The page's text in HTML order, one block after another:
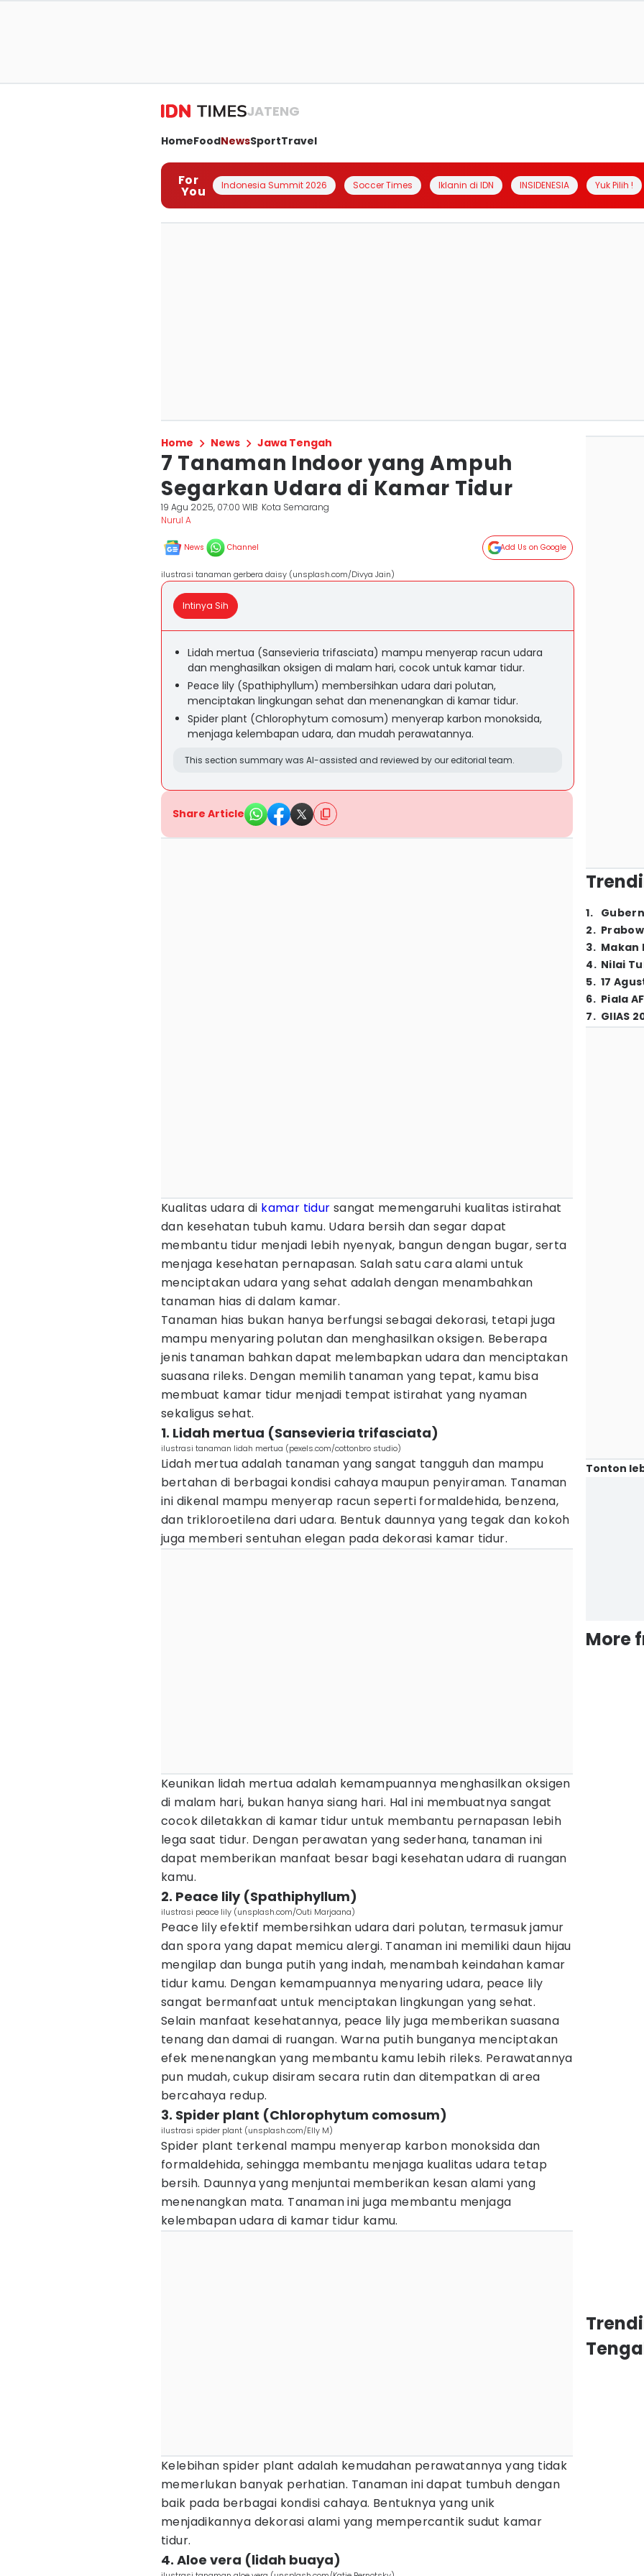
JATENG
HomeFoodNewsSportTravel
For
You Indonesia Summit 2026 Soccer Times Iklanin di IDN INSIDENESIA Yuk Pilih !
Home News Jawa Tengah
7 Tanaman Indoor yang Ampuh
Segarkan Udara di Kamar Tidur
19 Agu 2025, 07:00 WIB Kota Semarang
Nurul A
News Channel Add Us on Google
ilustrasi tanaman gerbera daisy (unsplash.com/Divya Jain)
Intinya Sih
Lidah mertua (Sansevieria trifasciata) mampu menyerap racun udara
dan menghasilkan oksigen di malam hari, cocok untuk kamar tidur.
Peace lily (Spathiphyllum) membersihkan udara dari polutan,
menciptakan lingkungan sehat dan menenangkan di kamar tidur.
Spider plant (Chlorophytum comosum) menyerap karbon monoksida,
menjaga kelembapan udara, dan mudah perawatannya.
This section summary was AI-assisted and reviewed by our editorial team.
Share Article
Kualitas udara di kamar tidur sangat memengaruhi kualitas istirahat
dan kesehatan tubuh kamu. Udara bersih dan segar dapat
membantu tidur menjadi lebih nyenyak, bangun dengan bugar, serta
menjaga kesehatan pernapasan. Salah satu cara alami untuk
menciptakan udara yang sehat adalah dengan menambahkan
tanaman hias di dalam kamar.
Tanaman hias bukan hanya berfungsi sebagai dekorasi, tetapi juga
mampu menyaring polutan dan menghasilkan oksigen. Beberapa
jenis tanaman bahkan dapat melembapkan udara dan menciptakan
suasana rileks. Dengan memilih tanaman yang tepat, kamu bisa
membuat kamar tidur menjadi tempat istirahat yang nyaman
sekaligus sehat.
1. Lidah mertua (Sansevieria trifasciata)
ilustrasi tanaman lidah mertua (pexels.com/cottonbro studio)
Lidah mertua adalah tanaman yang sangat tangguh dan mampu
bertahan di berbagai kondisi cahaya maupun penyiraman. Tanaman
ini dikenal mampu menyerap racun seperti formaldehida, benzena,
dan trikloroetilena dari udara. Bentuk daunnya yang tegak dan kokoh
juga memberi sentuhan elegan pada dekorasi kamar tidur.
Keunikan lidah mertua adalah kemampuannya menghasilkan oksigen
di malam hari, bukan hanya siang hari. Hal ini membuatnya sangat
cocok diletakkan di kamar tidur untuk membantu pernapasan lebih
lega saat tidur. Dengan perawatan yang sederhana, tanaman ini
dapat memberikan manfaat besar bagi kesehatan udara di ruangan
kamu.
2. Peace lily (Spathiphyllum)
ilustrasi peace lily (unsplash.com/Outi Marjaana)
Peace lily efektif membersihkan udara dari polutan, termasuk jamur
dan spora yang dapat memicu alergi. Tanaman ini memiliki daun hijau
mengilap dan bunga putih yang indah, menambah keindahan kamar
tidur kamu. Dengan kemampuannya menyaring udara, peace lily
sangat bermanfaat untuk menciptakan lingkungan yang sehat.
Selain manfaat kesehatannya, peace lily juga memberikan suasana
tenang dan damai di ruangan. Warna putih bunganya menciptakan
efek menenangkan yang membantu kamu lebih rileks. Perawatannya
pun mudah, cukup disiram secara rutin dan ditempatkan di area
bercahaya redup.
3. Spider plant (Chlorophytum comosum)
ilustrasi spider plant (unsplash.com/Elly M)
Spider plant terkenal mampu menyerap karbon monoksida dan
formaldehida, sehingga membantu menjaga kualitas udara tetap
bersih. Daunnya yang menjuntai memberikan kesan alami yang
menenangkan mata. Tanaman ini juga membantu menjaga
kelembapan udara di kamar tidur kamu.
Kelebihan spider plant adalah kemudahan perawatannya yang tidak
memerlukan banyak perhatian. Tanaman ini dapat tumbuh dengan
baik pada berbagai kondisi cahaya. Bentuknya yang unik
menjadikannya dekorasi alami yang mempercantik sudut kamar
tidur.
4. Aloe vera (lidah buaya)
1.
2.
3. Makan
4. Nilai
5. 17
6. Piala
7. GIIAS
Tonton
More